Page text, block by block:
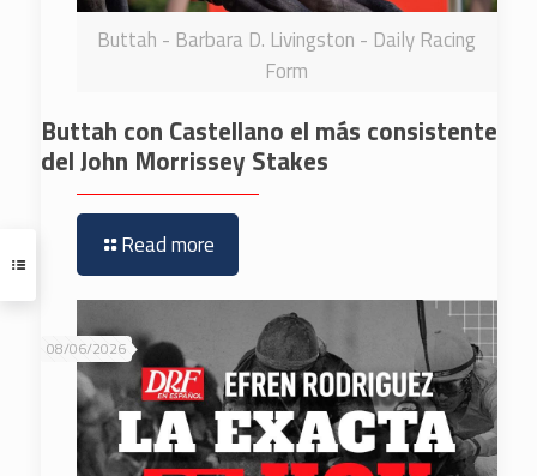
Buttah - Barbara D. Livingston - Daily Racing
Form
Buttah con Castellano el más consistente
del John Morrissey Stakes
Read more
08/06/2026